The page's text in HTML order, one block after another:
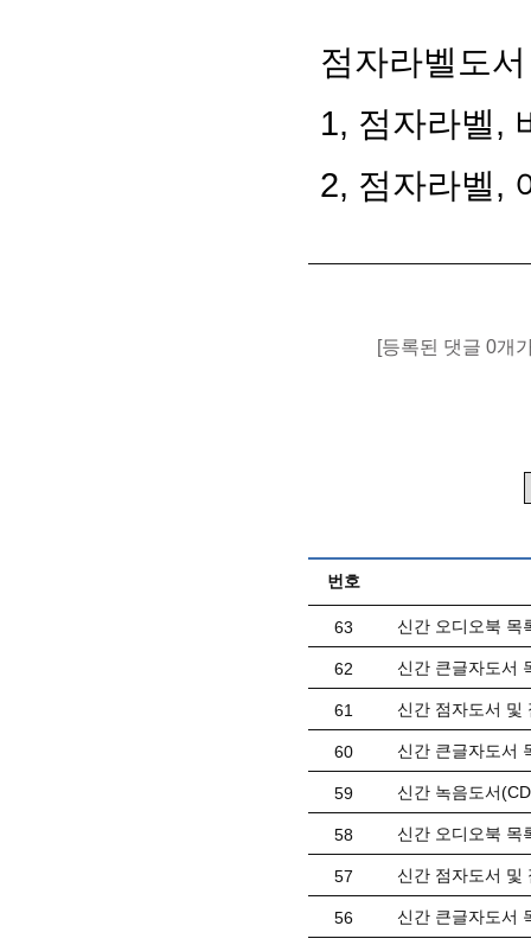
점자라벨도서
1, 점자라벨,
2, 점자라벨,
[등록된 댓글 0개
번호
63 신간 오디오북 목
62 신간 큰글자도서
61 신간 점자도서 및
60 신간 큰글자도서
59 신간 녹음도서
58 신간 오디오북 목
57 신간 점자도서 및
56 신간 큰글자도서